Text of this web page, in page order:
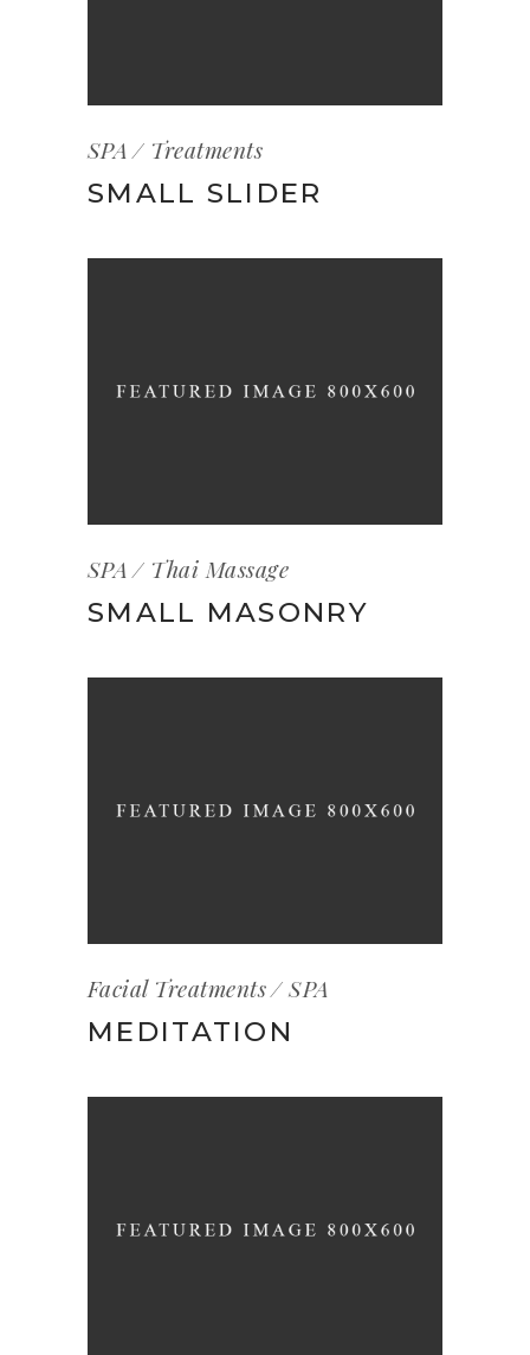
SPA Treatments
SMALL SLIDER
SPA Thai Massage
SMALL MASONRY
Facial Treatments SPA
MEDITATION